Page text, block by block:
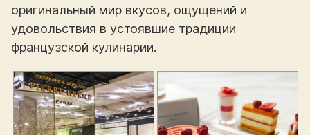
оригинальный мир вкусов, ощущений и
удовольствия в устоявшие традиции
французской кулинарии.